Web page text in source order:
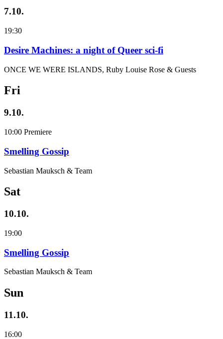
7.10.
19:30
Desire Machines: a night of Queer sci-fi
ONCE WE WERE ISLANDS, Ruby Louise Rose & Guests
Fri
9.10.
10:00 Premiere
Smelling Gossip
Sebastian Mauksch & Team
Sat
10.10.
19:00
Smelling Gossip
Sebastian Mauksch & Team
Sun
11.10.
16:00